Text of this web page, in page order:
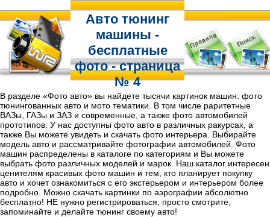
Авто тюнинг
машины -
бесплатные
фото - страница
№ 4
В разделе «Фото авто» вы найдете тысячи картинок машин: фото
тюнингованных авто и мото тематики. В том числе раритетные
ВАЗы, ГАЗы и ЗАЗ и современные, а также фото автомобилей
прототипов. У нас доступны фото авто в различных ракурсах, а
также Вы можете увидеть и скачать фото интерьера. Выбирайте
модель авто и рассматривайте фотографии автомобилей. Фото
машин распределены в каталоге по категориям и Вы можете
выбрать фото различных моделей и марок. Наш каталог интересен
ценителям красивых фото машин и тем, кто планирует покупку
авто и хочет ознакомиться с его экстерьером и интерьером более
подробно. Можно скачать картинки по аэрографии абсолютно
бесплатно! НЕ нужно регистрироваться, просто смотрите,
запоминайте и делайте тюнинг своему авто!